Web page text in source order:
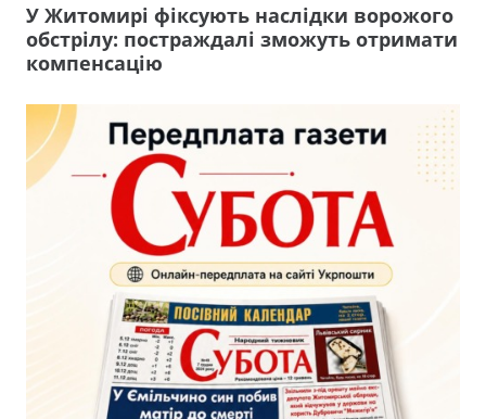
У Житомирі фіксують наслідки ворожого
обстрілу: постраждалі зможуть отримати
компенсацію